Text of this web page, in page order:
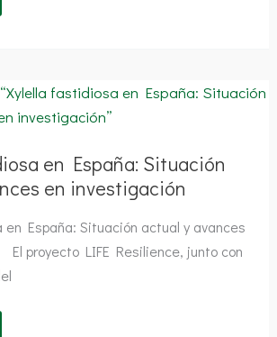
en España: Situación
en investigación
España: Situación actual y avances
proyecto LIFE Resilience, junto con